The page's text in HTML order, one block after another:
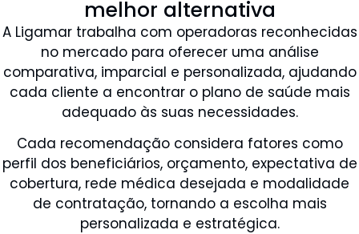
melhor alternativa
A Ligamar trabalha com operadoras reconhecidas
no mercado para oferecer uma análise
comparativa, imparcial e personalizada, ajudando
cada cliente a encontrar o plano de saúde mais
adequado às suas necessidades.
Cada recomendação considera fatores como
perfil dos beneficiários, orçamento, expectativa de
cobertura, rede médica desejada e modalidade
de contratação, tornando a escolha mais
personalizada e estratégica.